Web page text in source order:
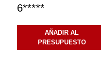
6*****
AÑADIR AL
PRESUPUESTO